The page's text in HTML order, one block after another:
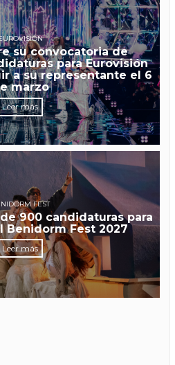
su convocatoria de
para Eurovisión
a su representante el 6
marzo
Leer más
FEST
900 candidaturas para
Benidorm Fest 2027
Leer más